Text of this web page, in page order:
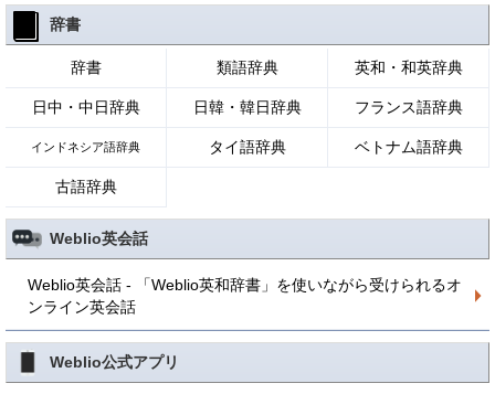
辞書
辞書 類語辞典 英和・和英辞典
日中・中日辞典 日韓・韓日辞典 フランス語辞典
インドネシア語辞典 タイ語辞典 ベトナム語辞典
古語辞典
Weblio英会話
Weblio英会話 - 「Weblio英和辞書」を使いながら受けられるオ
ンライン英会話
Weblio公式アプリ